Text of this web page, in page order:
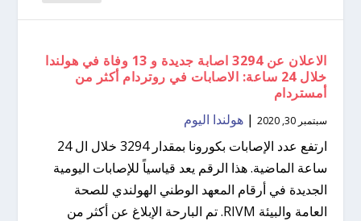
الاعلان عن 3294 اصابة جديدة و 13 وفاة في هولندا
خلال 24 ساعة: الاصابات في روتردام أكثر من
أمستردام
سبتمبر 30, 2020 |هولندا اليوم
ارتفع عدد الإصابات بكورونا بمقدار 3294 خلال ال 24
ساعة الماضية. هذا الرقم يعد قياسياً للإصابات اليومية
الجديدة في أرقام المعهد الوطني الهولندي للصحة
العامة والبيئة RIVM. تم البارحة الإبلاغ عن أكثر من